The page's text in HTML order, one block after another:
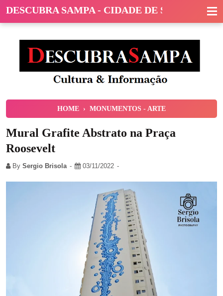
DESCUBRA SAMPA - CIDADE DE SÃO PAULO
HOME › MONUMENTOS - ARTE
Mural Grafite Abstrato na Praça
Roosevelt
By Sergio Brisola 03/11/2022